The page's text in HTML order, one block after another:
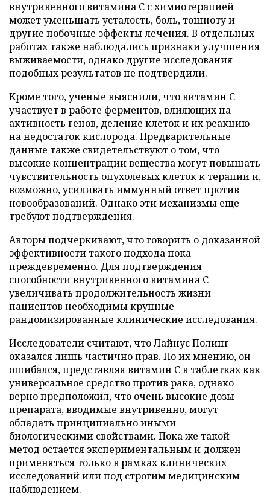
внутривенного витамина C с химиотерапией
может уменьшать усталость, боль, тошноту и
другие побочные эффекты лечения. В отдельных
работах также наблюдались признаки улучшения
выживаемости, однако другие исследования
подобных результатов не подтвердили.
Кроме того, ученые выяснили, что витамин C
участвует в работе ферментов, влияющих на
активность генов, деление клеток и их реакцию
на недостаток кислорода. Предварительные
данные также свидетельствуют о том, что
высокие концентрации вещества могут повышать
чувствительность опухолевых клеток к терапии и,
возможно, усиливать иммунный ответ против
новообразований. Однако эти механизмы еще
требуют подтверждения.
Авторы подчеркивают, что говорить о доказанной
эффективности такого подхода пока
преждевременно. Для подтверждения
способности внутривенного витамина C
увеличивать продолжительность жизни
пациентов необходимы крупные
рандомизированные клинические исследования.
Исследователи считают, что Лайнус Полинг
оказался лишь частично прав. По их мнению, он
ошибался, представляя витамин C в таблетках как
универсальное средство против рака, однако
верно предположил, что очень высокие дозы
препарата, вводимые внутривенно, могут
обладать принципиально иными
биологическими свойствами. Пока же такой
метод остается экспериментальным и должен
применяться только в рамках клинических
исследований или под строгим медицинским
наблюдением.